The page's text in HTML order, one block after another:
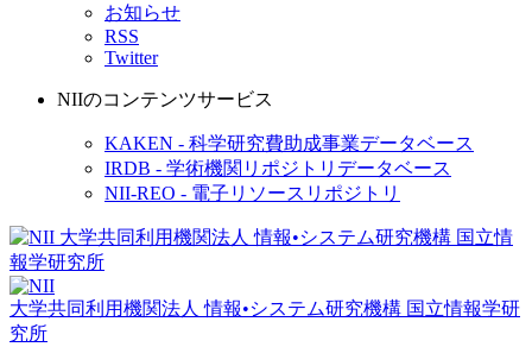
お知らせ
RSS
Twitter
NIIのコンテンツサービス
KAKEN - 科学研究費助成事業データベース
IRDB - 学術機関リポジトリデータベース
NII-REO - 電子リソースリポジトリ
大学共同利用機関法人 情報•システム研究機構 国立情報学研
究所